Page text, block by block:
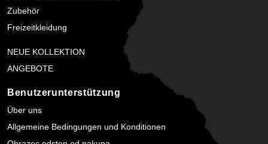
Zubehör
Freizeitkleidung
NEUE KOLLEKTION
ANGEBOTE
Benutzerunterstützung
Über uns
Allgemeine Bedingungen und Konditionen